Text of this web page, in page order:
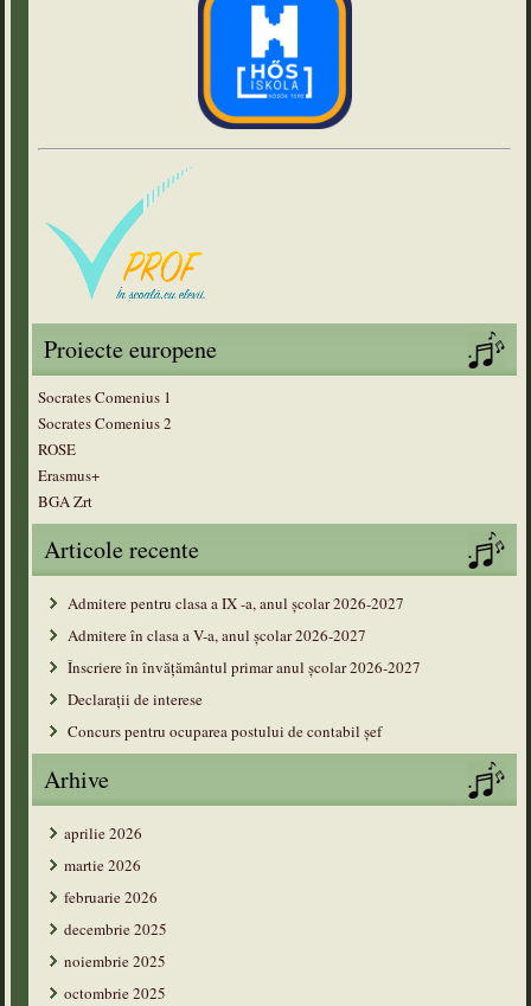
Proiecte europene
Socrates Comenius 1
Socrates Comenius 2
ROSE
Erasmus+
BGA Zrt
Articole recente
Admitere pentru clasa a IX -a, anul școlar 2026-2027
Admitere în clasa a V-a, anul şcolar 2026-2027
Înscriere în învățământul primar anul şcolar 2026-2027
Declarații de interese
Concurs pentru ocuparea postului de contabil șef
Arhive
aprilie 2026
martie 2026
februarie 2026
decembrie 2025
noiembrie 2025
octombrie 2025